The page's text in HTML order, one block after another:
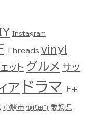
Instagram
Threads vinyl
ット グルメ サッ
ア ドラマ 上田
小諸市 御代田町 愛媛県